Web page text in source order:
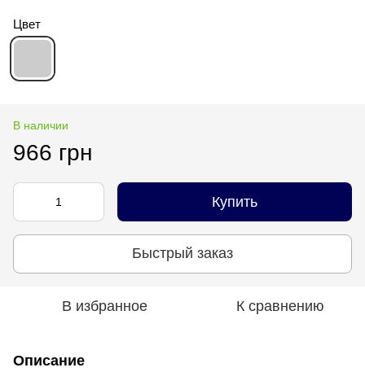
Цвет
В наличии
966 грн
Купить
Быстрый заказ
В избранное К сравнению
Описание